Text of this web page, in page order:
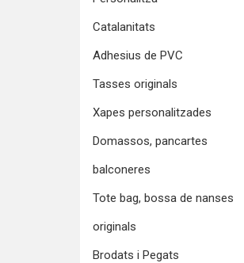
Catalanitats
Adhesius de PVC
Tasses originals
Xapes personalitzades
Domassos, pancartes
balconeres
Tote bag, bossa de nanses
originals
Brodats i Pegats